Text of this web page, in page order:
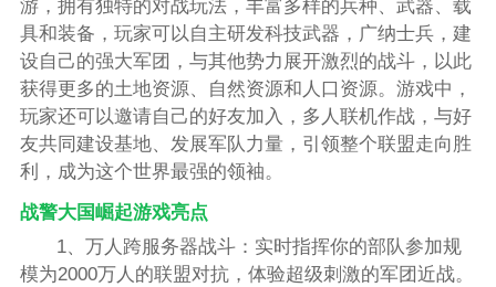
游，拥有独特的对战玩法，丰富多样的兵种、武器、载
具和装备，玩家可以自主研发科技武器，广纳士兵，建
设自己的强大军团，与其他势力展开激烈的战斗，以此
获得更多的土地资源、自然资源和人口资源。游戏中，
玩家还可以邀请自己的好友加入，多人联机作战，与好
友共同建设基地、发展军队力量，引领整个联盟走向胜
利，成为这个世界最强的领袖。
战警大国崛起游戏亮点
1、万人跨服务器战斗：实时指挥你的部队参加规
模为2000万人的联盟对抗，体验超级刺激的军团近战。